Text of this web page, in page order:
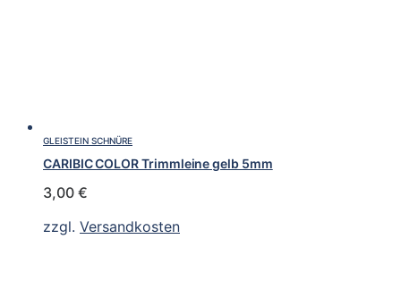
GLEISTEIN SCHNÜRE
CARIBIC COLOR Trimmleine gelb 5mm
3,00 €
zzgl. Versandkosten